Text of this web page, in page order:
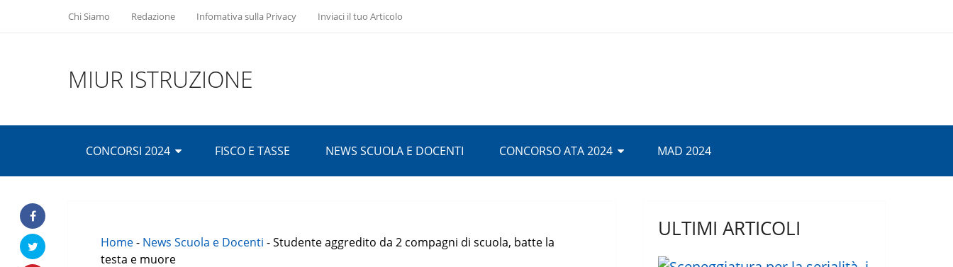
Chi Siamo Redazione Infomativa sulla Privacy Inviaci il tuo Articolo
MIUR ISTRUZIONE
CONCORSI 2024 FISCO E TASSE NEWS SCUOLA E DOCENTI CONCORSO ATA 2024 MAD 2024
Home- News Scuola e Docenti -Studente aggredito da 2 compagni di scuola, batte la
testa e muore
ULTIMI ARTICOLI